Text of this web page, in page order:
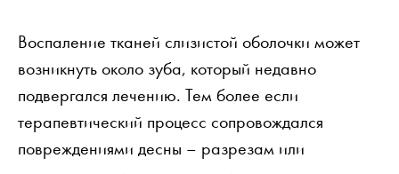
Воспаление тканей слизистой оболочки может
возникнуть около зуба, который недавно
подвергался лечению. Тем более если
терапевтический процесс сопровождался
повреждениями десны – разрезам или